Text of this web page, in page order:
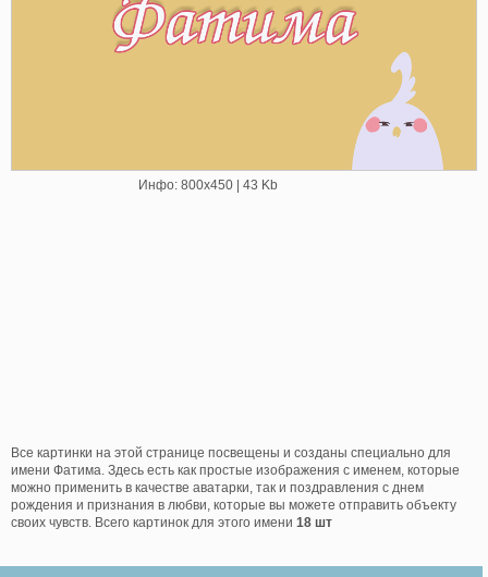
Инфо: 800х450 | 43 Kb
Все картинки на этой странице посвещены и созданы специально для
имени Фатима. Здесь есть как простые изображения с именем, которые
можно применить в качестве аватарки, так и поздравления с днем
рождения и признания в любви, которые вы можете отправить объекту
своих чувств. Всего картинок для этого имени 18 шт